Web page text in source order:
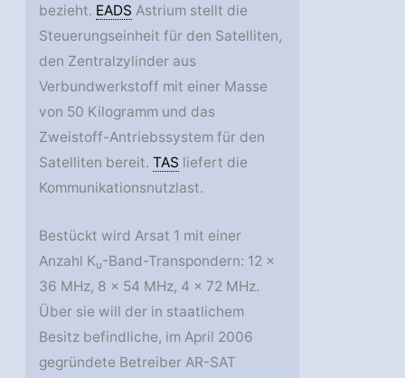
bezieht. EADS Astrium stellt die
Steuerungseinheit für den Satelliten,
den Zentralzylinder aus
Verbundwerkstoff mit einer Masse
von 50 Kilogramm und das
Zweistoff-Antriebssystem für den
Satelliten bereit.TAS liefert die
Kommunikationsnutzlast.
Bestückt wird Arsat 1 mit einer
Anzahl Ku-Band-Transpondern: 12 x
36 MHz, 8 x 54 MHz, 4 x 72 MHz.
Über sie will der in staatlichem
Besitz befindliche, im April 2006
gegründete Betreiber AR-SAT